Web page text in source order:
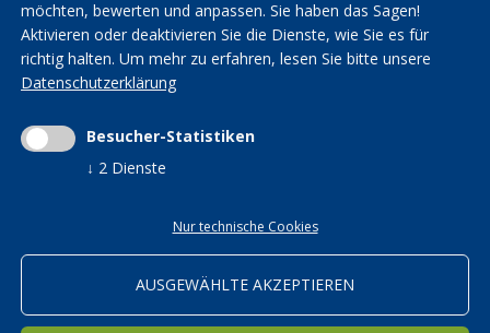
Seminarräume
Transparenzbestimmungen
KVW Reisen
KVW Patronat
Privacy|
Mwst.-Nr. 01590700215 | St.-Nr. 01590700215 |
kvwbildung@pec.rolmail.net
ORTSGRUPPEN
möchten, bewerten und anpassen. Sie haben das Sagen!
Aktivieren oder deaktivieren Sie die Dienste, wie Sie es für
richtig halten. Um mehr zu erfahren, lesen Sie bitte unsere
Datenschutzerklärung
Besucher-Statistiken
↓ 2 Dienste
Nur technische Cookies
AUSGEWÄHLTE AKZEPTIEREN